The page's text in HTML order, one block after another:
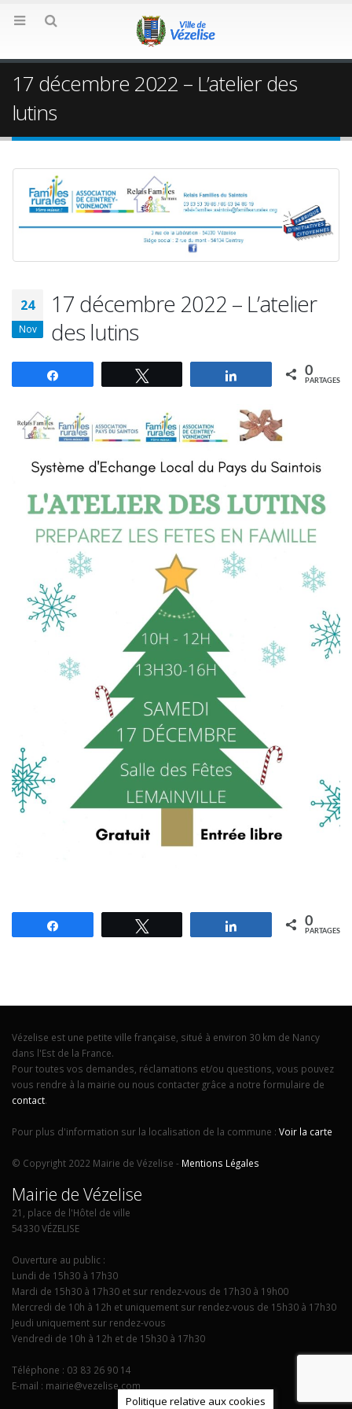
17 décembre 2022 – L’atelier des
lutins
24
Nov
17 décembre 2022 – L’atelier
des lutins
Partagez 0
PARTAGES
Partagez 0
PARTAGES
Vézelise est une petite ville française, situé à environ 30 km de Nancy
dans l'Est de la France.
Pour toutes vos demandes, réclamations et/ou questions, vous pouvez
vous rendre à la mairie ou nous contacter grâce a notre formulaire de
contact.
Pour plus d'information sur la localisation de la commune : Voir la carte
© Copyright 2022 Mairie de Vézelise - Mentions Légales
Mairie de Vézelise
21, place de l'Hôtel de ville
54330 VÉZELISE
Ouverture au public :
Lundi de 15h30 à 17h30
Mardi de 15h30 à 17h30 et sur rendez-vous de 17h30 à 19h00
Mercredi de 10h à 12h et uniquement sur rendez-vous de 15h30 à 17h30
Jeudi uniquement sur rendez-vous
Vendredi de 10h à 12h et de 15h30 à 17h30
Téléphone : 03 83 26 90 14
E-mail : mairie@vezelise.com
Politique relative aux cookies